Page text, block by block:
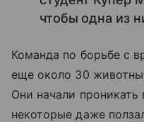
чтобы одна из
Команда по борьбе с
еще около 30
Они начали
некоторые даже